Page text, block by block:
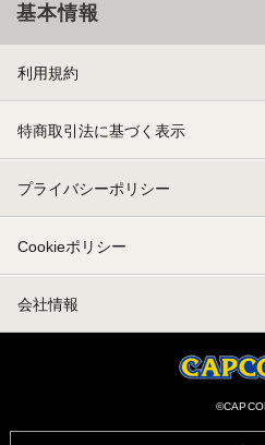
基本情報
利用規約
特商取引法に基づく表示
プライバシーポリシー
Cookieポリシー
会社情報